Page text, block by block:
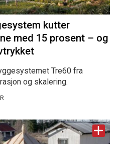
kutter
med 15 prosent – og
Tre60 fra
og skalering.